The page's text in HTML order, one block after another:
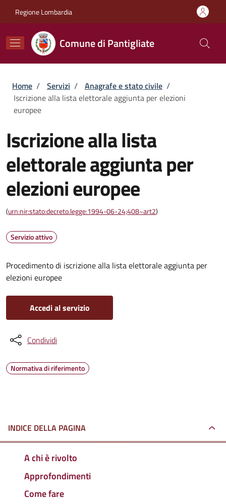
Regione Lombardia
Comune di Pantigliate
Briciole di pane
Home / Servizi / Anagrafe e stato civile /
Iscrizione alla lista elettorale aggiunta per elezioni
europee
Iscrizione alla lista
elettorale aggiunta per
elezioni europee
(urn:nir:stato:decreto.legge:1994-06-24;408~art2)
Servizio attivo
Procedimento di iscrizione alla lista elettorale aggiunta per
elezioni europee
Accedi al servizio
Condividi
Normativa di riferimento
INDICE DELLA PAGINA
A chi è rivolto
Approfondimenti
Come fare